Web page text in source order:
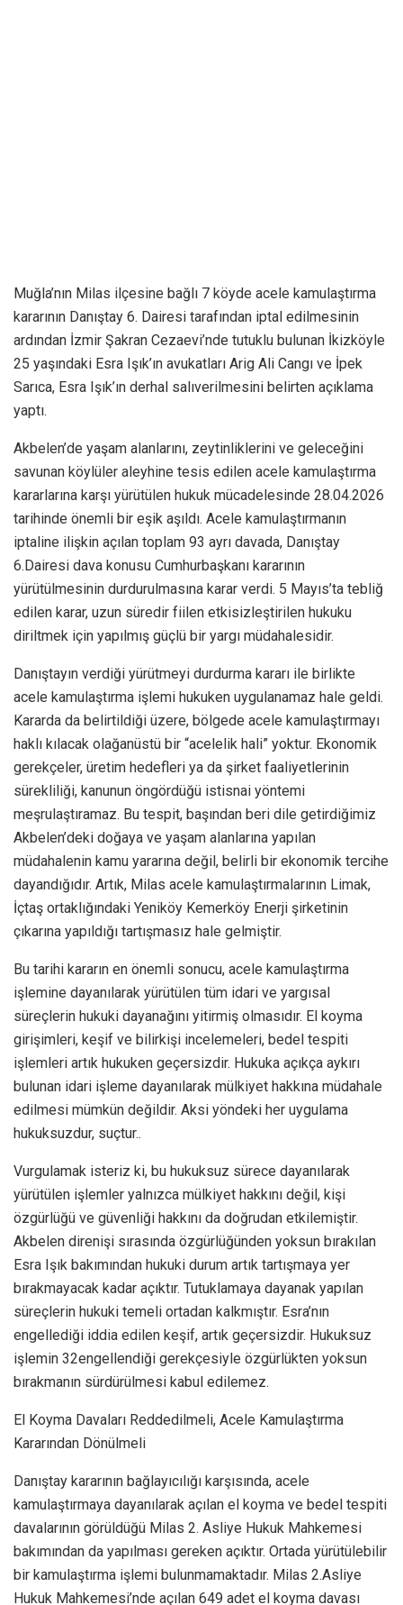
Muğla’nın Milas ilçesine bağlı 7 köyde acele kamulaştırma
kararının Danıştay 6. Dairesi tarafından iptal edilmesinin
ardından İzmir Şakran Cezaevi’nde tutuklu bulunan İkizköyle
25 yaşındaki Esra Işık’ın avukatları Arig Ali Cangı ve İpek
Sarıca, Esra Işık’ın derhal salıverilmesini belirten açıklama
yaptı.
Akbelen’de yaşam alanlarını, zeytinliklerini ve geleceğini
savunan köylüler aleyhine tesis edilen acele kamulaştırma
kararlarına karşı yürütülen hukuk mücadelesinde 28.04.2026
tarihinde önemli bir eşik aşıldı. Acele kamulaştırmanın
iptaline ilişkin açılan toplam 93 ayrı davada, Danıştay
6.Dairesi dava konusu Cumhurbaşkanı kararının
yürütülmesinin durdurulmasına karar verdi. 5 Mayıs’ta tebliğ
edilen karar, uzun süredir fiilen etkisizleştirilen hukuku
diriltmek için yapılmış güçlü bir yargı müdahalesidir.
Danıştayın verdiği yürütmeyi durdurma kararı ile birlikte
acele kamulaştırma işlemi hukuken uygulanamaz hale geldi.
Kararda da belirtildiği üzere, bölgede acele kamulaştırmayı
haklı kılacak olağanüstü bir “acelelik hali” yoktur. Ekonomik
gerekçeler, üretim hedefleri ya da şirket faaliyetlerinin
sürekliliği, kanunun öngördüğü istisnai yöntemi
meşrulaştıramaz. Bu tespit, başından beri dile getirdiğimiz
Akbelen’deki doğaya ve yaşam alanlarına yapılan
müdahalenin kamu yararına değil, belirli bir ekonomik tercihe
dayandığıdır. Artık, Milas acele kamulaştırmalarının Limak,
İçtaş ortaklığındaki Yeniköy Kemerköy Enerji şirketinin
çıkarına yapıldığı tartışmasız hale gelmiştir.
Bu tarihi kararın en önemli sonucu, acele kamulaştırma
işlemine dayanılarak yürütülen tüm idari ve yargısal
süreçlerin hukuki dayanağını yitirmiş olmasıdır. El koyma
girişimleri, keşif ve bilirkişi incelemeleri, bedel tespiti
işlemleri artık hukuken geçersizdir. Hukuka açıkça aykırı
bulunan idari işleme dayanılarak mülkiyet hakkına müdahale
edilmesi mümkün değildir. Aksi yöndeki her uygulama
hukuksuzdur, suçtur..
Vurgulamak isteriz ki, bu hukuksuz sürece dayanılarak
yürütülen işlemler yalnızca mülkiyet hakkını değil, kişi
özgürlüğü ve güvenliği hakkını da doğrudan etkilemiştir.
Akbelen direnişi sırasında özgürlüğünden yoksun bırakılan
Esra Işık bakımından hukuki durum artık tartışmaya yer
bırakmayacak kadar açıktır. Tutuklamaya dayanak yapılan
süreçlerin hukuki temeli ortadan kalkmıştır. Esra’nın
engellediği iddia edilen keşif, artık geçersizdir. Hukuksuz
işlemin 32engellendiği gerekçesiyle özgürlükten yoksun
bırakmanın sürdürülmesi kabul edilemez.
El Koyma Davaları Reddedilmeli, Acele Kamulaştırma
Kararından Dönülmeli
Danıştay kararının bağlayıcılığı karşısında, acele
kamulaştırmaya dayanılarak açılan el koyma ve bedel tespiti
davalarının görüldüğü Milas 2. Asliye Hukuk Mahkemesi
bakımından da yapılması gereken açıktır. Ortada yürütülebilir
bir kamulaştırma işlemi bulunmamaktadır. Milas 2.Asliye
Hukuk Mahkemesi’nde açılan 649 adet el koyma davası